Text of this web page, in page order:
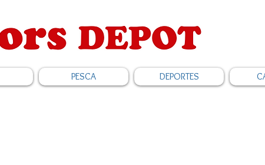
PESCA DEPORTES